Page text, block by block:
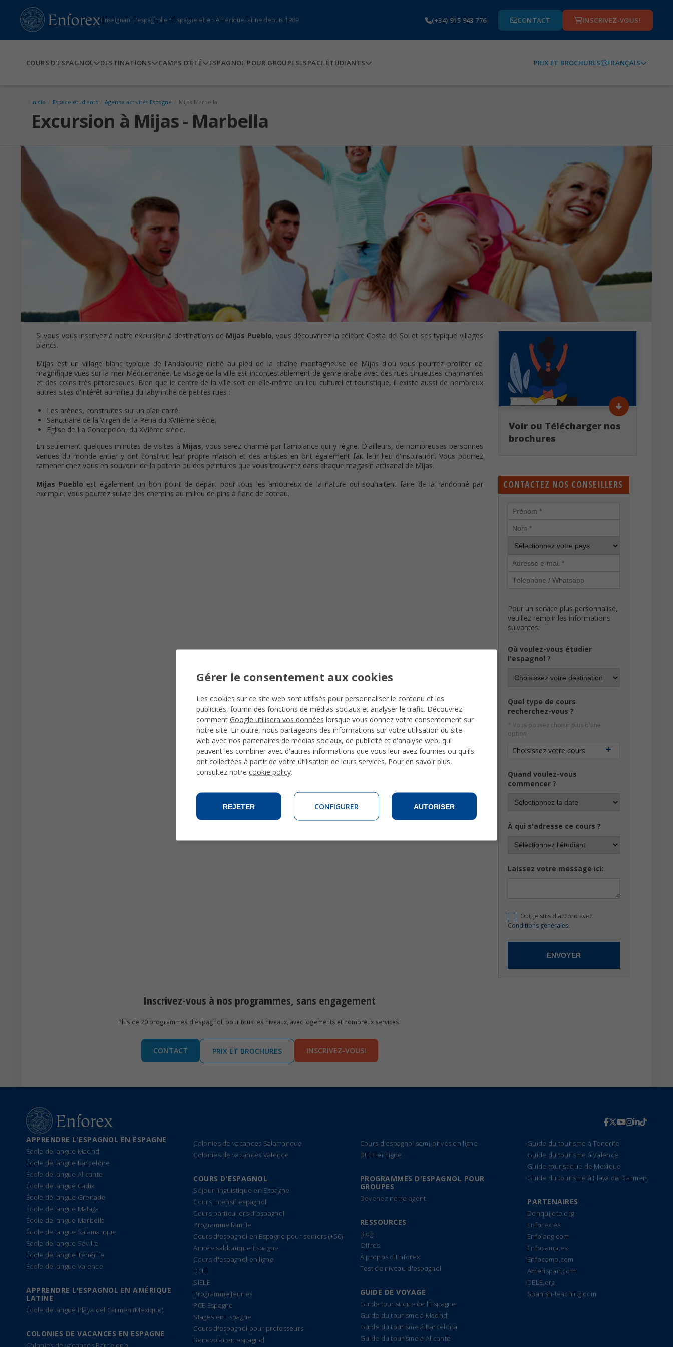
Enseignant l'espagnol en Espagne et en Amérique latine depuis 1989 (+34) 915 943 776 CONTACT INSCRIVEZ-VOUS!
COURS D’ESPAGNOL DESTINATIONS CAMPS D’ÉTÉ ESPAGNOL POUR GROUPESESPACE ÉTUDIANTS PRIX ET BROCHURES FRANÇAIS
Inicio Espace étudiants Agenda activités Espagne Mijas Marbella
Excursion à Mijas - Marbella
Si vous vous inscrivez à notre excursion à destinations de Mijas Pueblo, vous découvrirez la célèbre Costa del Sol et ses typique villages
blancs.
Mijas est un village blanc typique de l'Andalousie niché au pied de la chaîne montagneuse de Mijas d'où vous pourrez profiter de
magnifique vues sur la mer Méditerranée. Le visage de la ville est incontestablement de genre arabe avec des rues sinueuses charmantes
et des coins très pittoresques. Bien que le centre de la ville soit en elle-même un lieu culturel et touristique, il existe aussi de nombreux
autres sites d'intérêt au milieu du labyrinthe de petites rues :
Les arènes, construites sur un plan carré.
Sanctuaire de la Virgen de la Peña du XVIIème siècle.
Eglise de La Concepción, du XVIème siècle.
En seulement quelques minutes de visites à Mijas, vous serez charmé par l'ambiance qui y règne. D'ailleurs, de nombreuses personnes
venues du monde entier y ont construit leur propre maison et des artistes en ont également fait leur lieu d'inspiration. Vous pourrez
ramener chez vous en souvenir de la poterie ou des peintures que vous trouverez dans chaque magasin artisanal de Mijas.
Mijas Pueblo est également un bon point de départ pour tous les amoureux de la nature qui souhaitent faire de la randonné par
exemple. Vous pourrez suivre des chemins au milieu de pins à flanc de coteau.
Voir ou Télécharger nos
brochures
CONTACTEZ NOS CONSEILLERS
Pour un service plus personnalisé,
veuillez remplir les informations
suivantes:
Où voulez-vous étudier
l'espagnol ?
Quel type de cours
recherchez-vous ?
* Vous pouvez choisir plus d'une
option
Choisissez votre cours
Quand voulez-vous
commencer ?
À qui s'adresse ce cours ?
Laissez votre message ici:
Oui, je suis d'accord avec
Conditions générales.
Inscrivez-vous à nos programmes, sans engagement
Plus de 20 programmes d'espagnol, pour tous les niveaux, avec logements et nombreux services.
CONTACT PRIX ET BROCHURES INSCRIVEZ-VOUS!
APPRENDRE L'ESPAGNOL EN ESPAGNE
École de langue Madrid
École de langue Barcelone
École de langue Alicante
École de langue Cadix
École de langue Grenade
École de langue Malaga
École de langue Marbella
École de langue Salamanque
École de langue Séville
École de langue Ténérife
École de langue Valence
APPRENDRE L'ESPAGNOL EN AMÉRIQUE
LATINE
École de langue Playa del Carmen (Mexique)
COLONIES DE VACANCES EN ESPAGNE
Colonies de vacances Salamanque
Colonies de vacances Valence
COURS D'ESPAGNOL
Séjour linguistique en Espagne
Cours intensif espagnol
Cours particuliers d'espagnol
Programme famille
Cours d'espagnol en Espagne pour seniors (+50)
Année sabbatique Espagne
Cours d'espagnol en ligne
DELE
SIELE
Programme Jeunes
PCE Espagne
Stages en Espagne
Cours d'espagnol pour professeurs
Benevolat en espagnol
Cours d'espagnol semi-privés en ligne
DELE en ligne
PROGRAMMES D'ESPAGNOL POUR
GROUPES
Devenez notre agent
RESSOURCES
Blog
Offres
À propos d'Enforex
Test de niveau d'espagnol
GUIDE DE VOYAGE
Guide touristique de l'Espagne
Guide du tourisme á Madrid
Guide du tourisme á Barcelona
Guide du tourisme á Alicante
Guide du tourisme á Tenerife
Guide du tourisme á Valence
Guide touristique de Mexique
Guide du tourisme á Playa del Carmen
PARTENAIRES
Donquijote.org
Enforex.es
Enfolang.com
Enfocamp.es
Enfocamp.com
Amerispan.com
DELE.org
Spanish-teaching.com
Gérer le consentement aux cookies
Les cookies sur ce site web sont utilisés pour personnaliser le contenu et les
publicités, fournir des fonctions de médias sociaux et analyser le trafic. Découvrez
comment Google utilisera vos données lorsque vous donnez votre consentement sur
notre site. En outre, nous partageons des informations sur votre utilisation du site
web avec nos partenaires de médias sociaux, de publicité et d'analyse web, qui
peuvent les combiner avec d'autres informations que vous leur avez fournies ou qu'ils
ont collectées à partir de votre utilisation de leurs services. Pour en savoir plus,
consultez notre cookie policy.
REJETER CONFIGURER AUTORISER